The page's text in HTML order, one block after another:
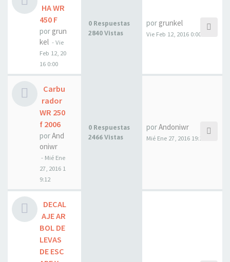
HA WR
450 F
por grun
kel - Vie
Feb 12, 20
16 0:00
0 Respuestas
2840 Vistas
por grunkel
Vie Feb 12, 2016 0:00
Carbu
rador
WR 250
f 2006
porAnd
oniwr
- Mié Ene
27, 2016 1
9:12
0 Respuestas
2466 Vistas
porAndoniwr
Mié Ene 27, 2016 19:12
DECAL
AJE AR
BOL DE
LEVAS
DE ESC